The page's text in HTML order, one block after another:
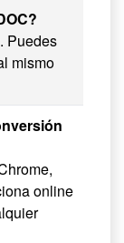
Puedes
mismo
online